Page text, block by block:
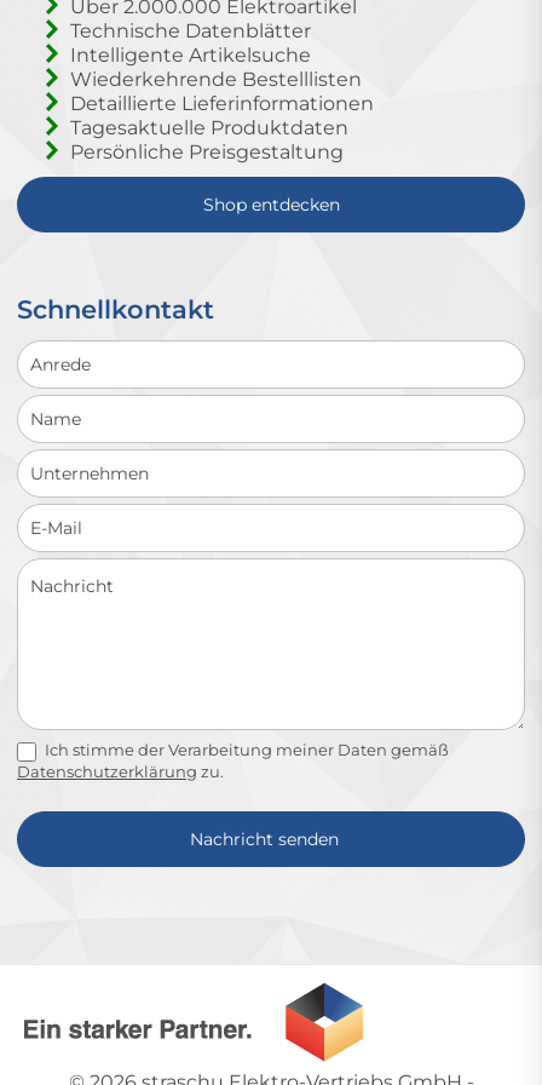
Über 2.000.000 Elektroartikel
Technische Datenblätter
Intelligente Artikelsuche
Wiederkehrende Bestelllisten
Detaillierte Lieferinformationen
Tagesaktuelle Produktdaten
Persönliche Preisgestaltung
Shop entdecken
Schnellkontakt
Schnellkontakt
Ich stimme der Verarbeitung meiner Daten gemäß
Datenschutzerklärung zu.
Nachricht senden